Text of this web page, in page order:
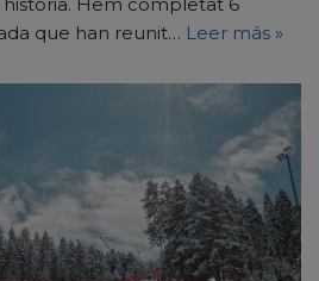
que han reunit… Leer más »